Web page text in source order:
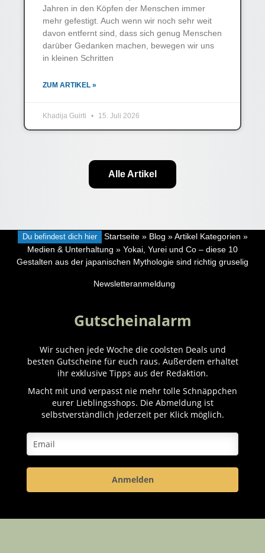
Jahren in den Köpfen der Menschen immer
mehr gefestigt. Auch wenn wir noch sehr weit
davon entfernt sind, dass sich genug Menschen
darüber Gedanken machen, bewegen wir uns
in kleinen Schritten
ZUM ARTIKEL »
Khadija Guirti 15. Juli 2026
Alle Artikel
Du befindest dich hier Startseite» Blog » Artikel Kategorien »
Medien & Unterhaltung » Yokai, Yurei und Co – diese 10
Gestalten aus der japanischen Mythologie sind richtig gruselig
Newsletteranmeldung
Gutscheinalarm
Wir suchen jede Woche die coolsten Deals und
besten Gutscheine für euch raus. Außerdem erhaltet
ihr exklusive Tipps aus der Redaktion.
Macht mit und verpasst nie mehr tolle Schnäppchen
eurer Lieblingsshops. Die Abmeldung ist
selbstverständlich jederzeit per Klick möglich.
Anmelden